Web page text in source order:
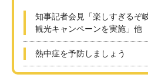
知事記者会見「楽しすぎるぞ
観光キャンペーンを実施」他
熱中症を予防しましょう